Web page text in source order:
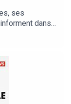
ses
dans